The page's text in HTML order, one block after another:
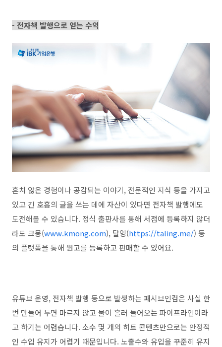
- 전자책 발행으로 얻는 수익
흔치 않은 경험이나 공감되는 이야기, 전문적인 지식 등을 가지고
있고 긴 호흡의 글을 쓰는 데에 자산이 있다면 전자책 발행에도
도전해볼 수 있습니다. 정식 출판사를 통해 서점에 등록하지 않더
라도 크몽(www.kmong.com), 탈잉(https://taling.me/) 등
의 플랫폼을 통해 원고를 등록하고 판매할 수 있어요.
유튜브 운영, 전자책 발행 등으로 발생하는 패시브인컴은 사실 한
번 만들어 두면 마르지 않고 물이 흘러 들어오는 파이프라인이라
고 하기는 어렵습니다. 소수 몇 개의 히트 콘텐츠만으로는 안정적
인 수입 유지가 어렵기 때문입니다. 노출수와 유입을 꾸준히 유지